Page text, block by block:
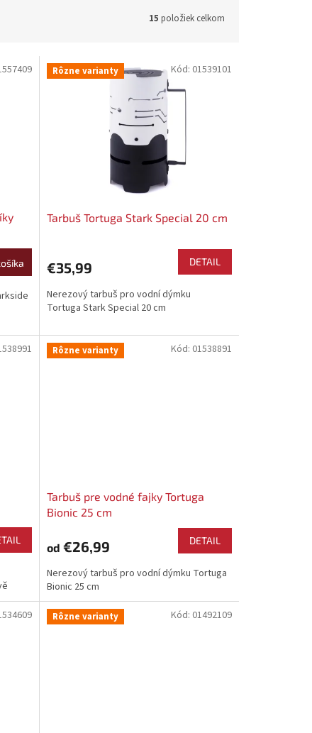
15 položiek celkom
Rôzne varianty
Tarbuš Tortuga Stark Special 20 cm
€35,99 DETAIL
Nerezový tarbuš pro vodní dýmku
Tortuga Stark Special 20 cm
Kód: 01539101
Rôzne varianty
Tarbuš pre vodné fajky Tortuga
Bionic 25 cm
od €26,99 DETAIL
Nerezový tarbuš pro vodní dýmku Tortuga
Bionic 25 cm
Kód: 01538891
Rôzne varianty Kód: 01492109